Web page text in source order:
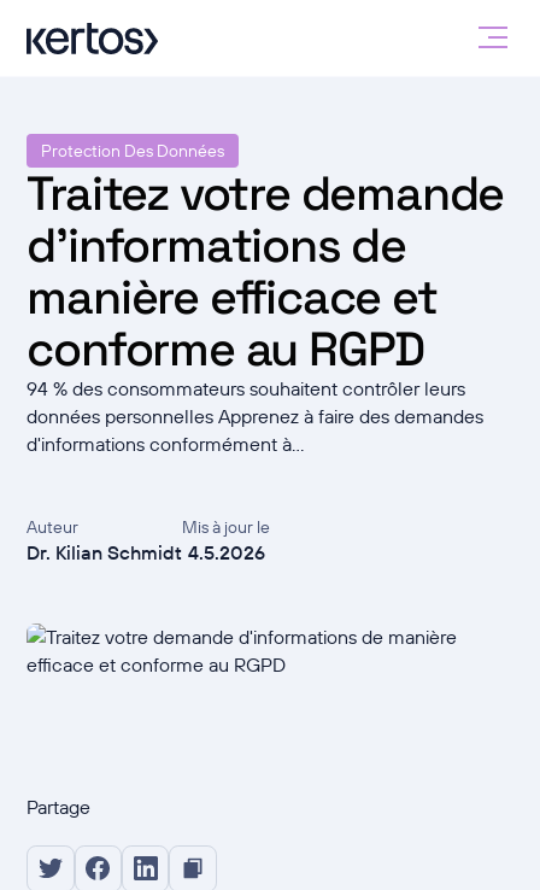
Protection Des Données
Traitez votre demande
d'informations de
manière efficace et
conforme au RGPD
94 % des consommateurs souhaitent contrôler leurs
données personnelles Apprenez à faire des demandes
d'informations conformément à...
Auteur
Dr. Kilian Schmidt
Mis à jour le
4.5.2026
Partage